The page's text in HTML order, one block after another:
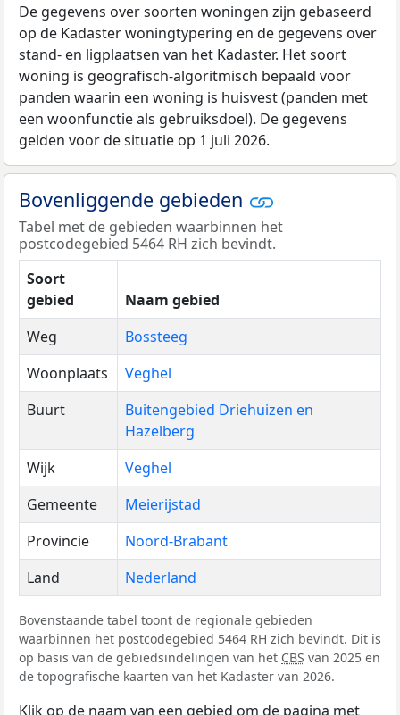
De gegevens over soorten woningen zijn gebaseerd
op de Kadaster woningtypering en de gegevens over
stand- en ligplaatsen van het Kadaster. Het soort
woning is geografisch-algoritmisch bepaald voor
panden waarin een woning is huisvest (panden met
een woonfunctie als gebruiksdoel). De gegevens
gelden voor de situatie op 1 juli 2026.
Bovenliggende gebieden
Tabel met de gebieden waarbinnen het
postcodegebied 5464 RH zich bevindt.
Soort
gebied
Naam gebied
Weg
Bossteeg
Woonplaats
Veghel
Buurt
Buitengebied Driehuizen en
Hazelberg
Wijk
Veghel
Gemeente
Meierijstad
Provincie
Noord-Brabant
Land
Nederland
Bovenstaande tabel toont de regionale gebieden
waarbinnen het postcodegebied 5464 RH zich bevindt. Dit is
op basis van de gebiedsindelingen van het CBS van 2025 en
de topografische kaarten van het Kadaster van 2026.
Klik op de naam van een gebied om de pagina met